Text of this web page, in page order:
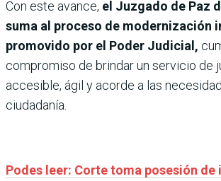
Con este avance, el Juzgado de Paz
suma al proceso de modernización
promovido por el Poder Judicial,
compromiso de brindar un servicio de
accesible, ágil y acorde a las
ciudadanía.
Podes leer: Corte toma posesión de